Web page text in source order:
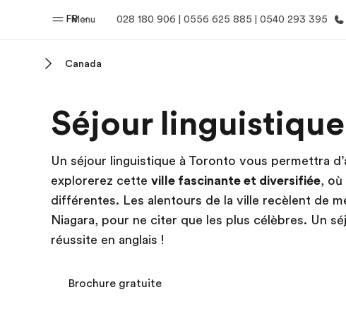
Menu
FR 028 180 906 | 0556 625 885 | 0540 293 395
Bienvenue chez EF Nos offres
Canada
Séjour
Un séjour linguistique à Toronto vous permettra
explorerez cette ville fascinante et diversifiée, où
différentes. Les alentours de la ville recèlent de
Niagara, pour ne citer que les plus célèbres. Un
réussite en anglais !
Brochure gratuite